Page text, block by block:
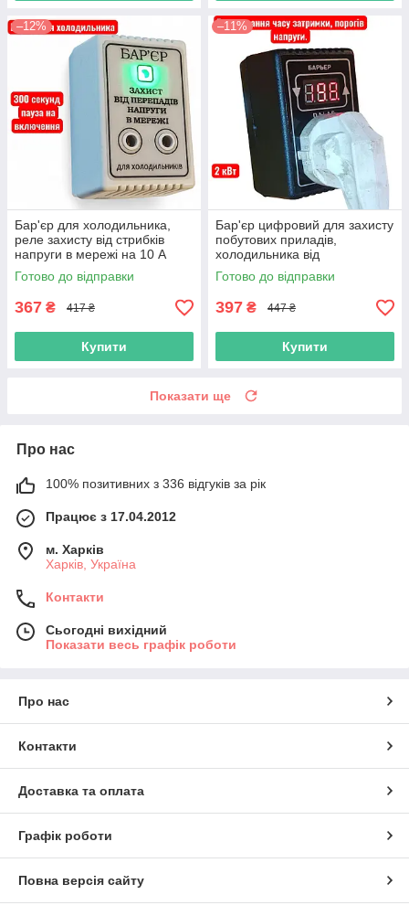
–12%
Бар'єр для холодильника,
реле захисту від стрибків
напруги в мережі на 10 А
Готово до відправки
367 ₴ 417 ₴
Купити
–11%
Бар'єр цифровий для захисту
побутових приладів,
холодильника від
перенапруги, стрибків
живлення в мережі 220 в. 10
А
Готово до відправки
397 ₴ 447 ₴
Купити
Показати ще
Про нас
100% позитивних з 336 відгуків за рік
Працює з 17.04.2012
м. Харків
Харків, Україна
Контакти
Сьогодні вихідний
Показати весь графік роботи
Про нас
Контакти
Доставка та оплата
Графік роботи
Повна версія сайту